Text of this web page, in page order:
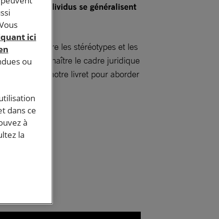
d’individus se généralisent
déconstruire les stéréotypes et les
de connaître le cadre juridique
Découvrez notre livret pour aborder
ici
ou
dans ce
à
la